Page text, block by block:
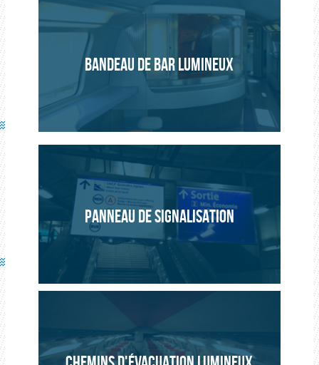
BANDEAU DE BAR LUMINEUX
PANNEAU DE SIGNALISATION